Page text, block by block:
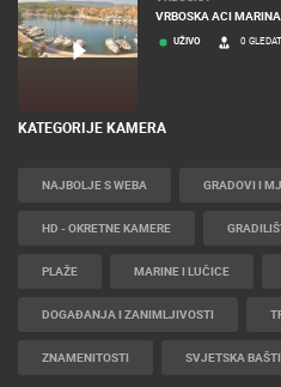
VRBOSKA ACI
UŽIVO 0
KATEGORIJE KAMERA
NAJBOLJE S WEBA GRADOVI I
HD - OKRETNE KAMERE
PLAŽE MARINE I LUČICE
DOGAĐANJA I ZANIMLJIVOSTI
ZNAMENITOSTI SVJETSKA